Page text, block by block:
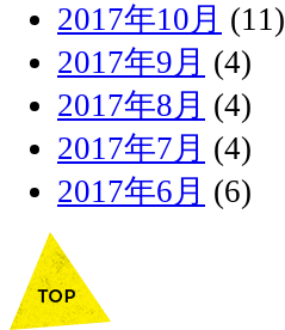
2017年10月 (11)
2017年9月 (4)
2017年8月 (4)
2017年7月 (4)
2017年6月 (6)